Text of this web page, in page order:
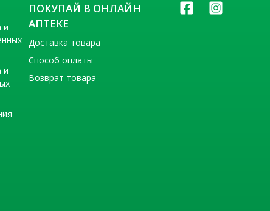
и
и
ПОКУПАЙ В ОНЛАЙН
АПТЕКЕ
Доставка товара
Способ оплаты
Возврат товара